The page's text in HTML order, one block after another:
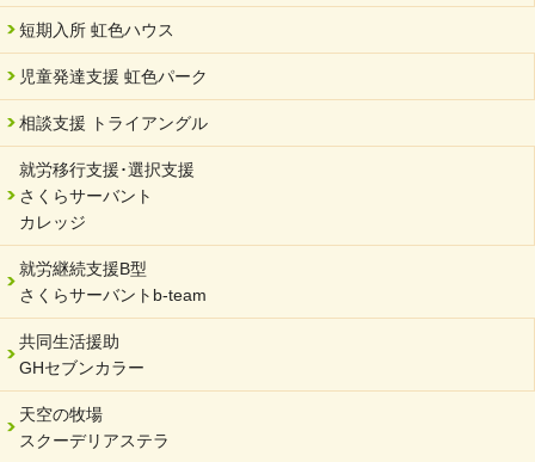
2024/04/01
を開催しました。
2024/02/20
2024/02/02
岐阜県 ワーク・ライフ・バランス推進エクセレント企業認定
2024/01/15
令和6年能登半島地震被災者支援において
2023/12/29
年末年始のお知らせ
2023/12/18
北方支店・保護者交流会「収穫祭」
2023/11/08
短期入所 虹色ハウス
児童発達支援 虹色パーク
相談支援 トライアングル
就労移行支援･選択支援
さくらサーバント
カレッジ
就労継続支援B型
さくらサーバントb-team
共同生活援助
GHセブンカラー
天空の牧場
スクーデリアステラ